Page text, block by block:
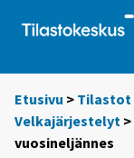
Etusivu > Tilastot
Velkajärjestelyt >
vuosineljännes